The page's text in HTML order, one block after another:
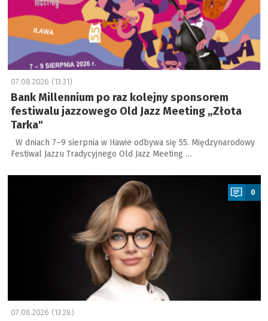
07.08.2026 (13:31)
Bank Millennium po raz kolejny sponsorem
festiwalu jazzowego Old Jazz Meeting „Złota
Tarka"
W dniach 7–9 sierpnia w Iławie odbywa się 55. Międzynarodowy
Festiwal Jazzu Tradycyjnego Old Jazz Meeting …
a
0
07.08.2026 (13:28)